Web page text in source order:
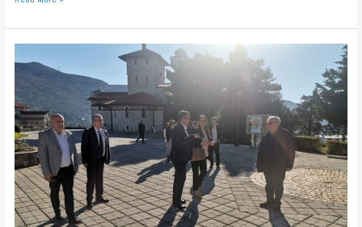
манастиру
Грачаница